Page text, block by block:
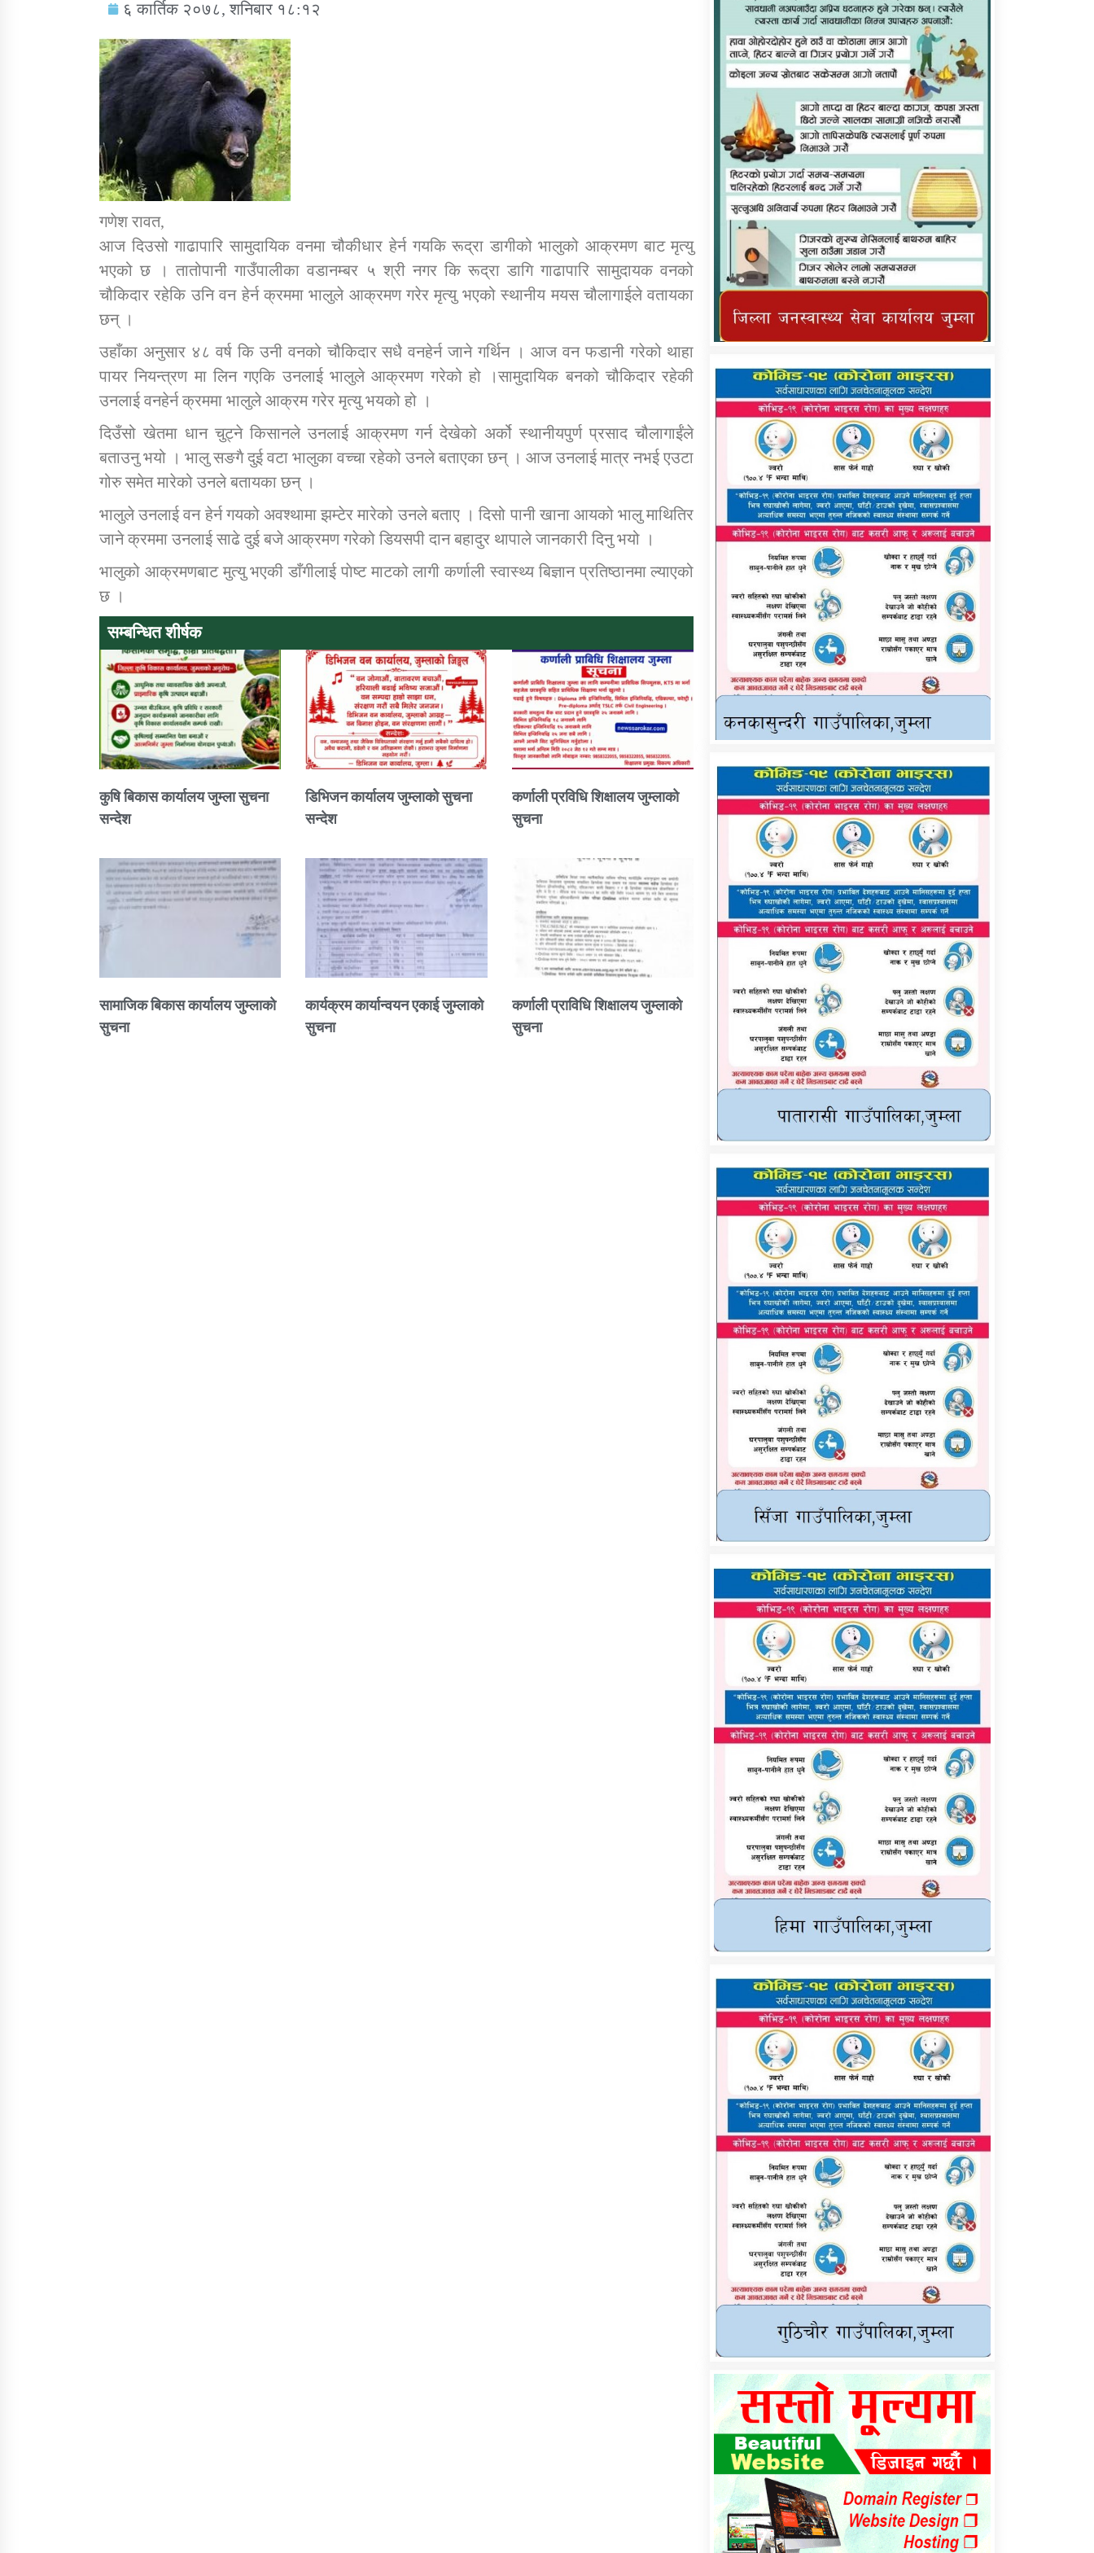
सामाजिक बिकास कार्यालय जुम्लाकाे सुचना कर्णाली प्राविधि शिक्षालय जुम्लाको सुचना
तातोपानी गाउँपालिकाको न्यायिक समिति सम्बन्धी
सन्देश
तातोपानी गाउँपालिका जुम्लाको महिला तथा
लैङ्गिक हिंसा सम्बन्धी सूचना सन्देश
तातोपानी गाउँपालिका जुम्लाको महिनावारी
६ कार्तिक २०७८, शनिबार १८:१२
गणेश रावत,
आज दिउसो गाढापारि सामुदायिक वनमा चौकीधार हेर्न गयकि रूद्रा डागीको भालुको आक्रमण बाट मृत्यु
भएको छ । तातोपानी गाउँपालीका वडानम्बर ५ श्री नगर कि रूद्रा डागि गाढापारि सामुदायक वनको
चौकिदार रहेकि उनि वन हेर्न क्रममा भालुले आक्रमण गरेर मृत्यु भएको स्थानीय मयस चौलागाईले वतायका
छन् ।
उहाँका अनुसार ४८ वर्ष कि उनी वनको चौकिदार सधै वनहेर्न जाने गर्थिन । आज वन फडानी गरेको थाहा
पायर नियन्त्रण मा लिन गएकि उनलाई भालुले आक्रमण गरेको हो ।सामुदायिक बनको चौकिदार रहेकी
उनलाई वनहेर्न क्रममा भालुले आक्रम गरेर मृत्यु भयको हो ।
दिउँसो खेतमा धान चुट्ने किसानले उनलाई आक्रमण गर्न देखेको अर्को स्थानीयपुर्ण प्रसाद चौलागाईंले
बताउनु भयो । भालु सङगै दुई वटा भालुका वच्चा रहेको उनले बताएका छन् । आज उनलाई मात्र नभई एउटा
गोरु समेत मारेको उनले बतायका छन् ।
भालुले उनलाई वन हेर्न गयको अवश्थामा झम्टेर मारेको उनले बताए । दिसो पानी खाना आयको भालु माथितिर
जाने क्रममा उनलाई साढे दुई बजे आक्रमण गरेको डियसपी दान बहादुर थापाले जानकारी दिनु भयो ।
भालुको आक्रमणबाट मुत्यु भएकी डाँगीलाई पाेष्ट माटको लागी कर्णाली स्वास्थ्य बिज्ञान प्रतिष्ठानमा ल्याएको
छ ।
सम्बन्धित शीर्षक
कुषि बिकास कार्यालय जुम्ला सुचना
सन्देश
डिभिजन कार्यालय जुम्लाको सुचना
सन्देश
कर्णाली प्रविधि शिक्षालय जुम्लाको
सुचना
सामाजिक बिकास कार्यालय जुम्लाकाे
सुचना
कार्यक्रम कार्यान्वयन एकाई जुम्लाको
सुचना
कर्णाली प्राविधि शिक्षालय जुम्लाको
सुचना